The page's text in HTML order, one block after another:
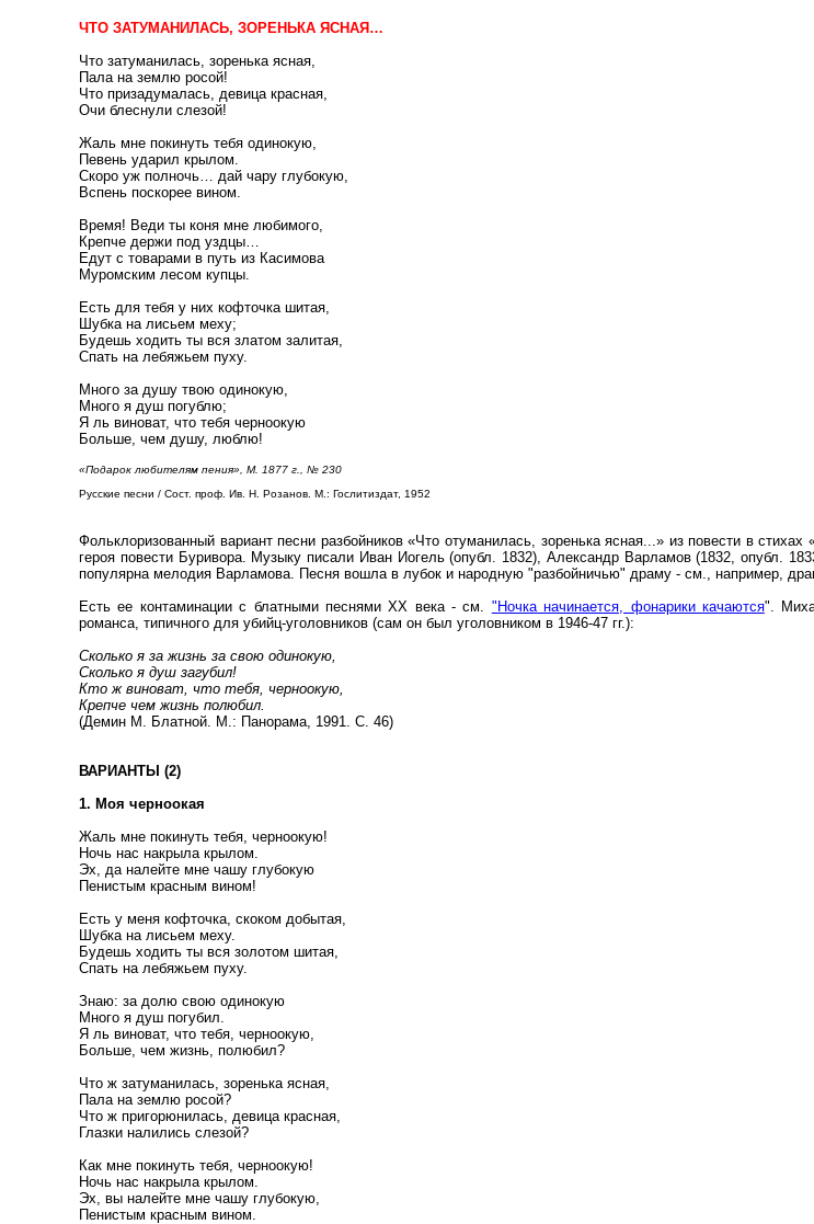
ЧТО ЗАТУМАНИЛАСЬ, ЗОРЕНЬКА ЯСНАЯ…
Что затуманилась, зоренька ясная,
Пала на землю росой!
Что призадумалась, девица красная,
Очи блеснули слезой!
Жаль мне покинуть тебя одинокую,
Певень ударил крылом.
Скоро уж полночь… дай чару глубокую,
Вспень поскорее вином.
Время! Веди ты коня мне любимого,
Крепче держи под уздцы…
Едут с товарами в путь из Касимова
Муромским лесом купцы.
Есть для тебя у них кофточка шитая,
Шубка на лисьем меху;
Будешь ходить ты вся златом залитая,
Спать на лебяжьем пуху.
Много за душу твою одинокую,
Много я душ погублю;
Я ль виноват, что тебя черноокую
Больше, чем душу, люблю!
«Подарок любителям пения», М. 1877 г., № 230
Русские песни / Сост. проф. Ив. Н. Розанов. М.: Гослитиздат, 1952
Фольклоризованный вариант песни разбойников «Что отуманилась, зоренька ясная...» из повести в
героя повести Буривора. Музыку писали Иван Иогель (опубл. 1832), Александр Варламов (1832, опубл.
популярна мелодия Варламова. Песня вошла в лубок и народную "разбойничью" драму - см., например,
Есть ее контаминации с блатными песнями XX века - см. "Ночка начинается, фонарики качаются".
романса, типичного для убийц-уголовников (сам он был уголовником в 1946-47 гг.):
Сколько я за жизнь за свою одинокую,
Сколько я душ загубил!
Кто ж виноват, что тебя, черноокую,
Крепче чем жизнь полюбил.
(Демин М. Блатной. М.: Панорама, 1991. С. 46)
ВАРИАНТЫ (2)
1. Моя черноокая
Жаль мне покинуть тебя, черноокую!
Ночь нас накрыла крылом.
Эх, да налейте мне чашу глубокую
Пенистым красным вином!
Есть у меня кофточка, скоком добытая,
Шубка на лисьем меху.
Будешь ходить ты вся золотом шитая,
Спать на лебяжьем пуху.
Знаю: за долю свою одинокую
Много я душ погубил.
Я ль виноват, что тебя, черноокую,
Больше, чем жизнь, полюбил?
Что ж затуманилась, зоренька ясная,
Пала на землю росой?
Что ж пригорюнилась, девица красная,
Глазки налились слезой?
Как мне покинуть тебя, черноокую!
Ночь нас накрыла крылом.
Эх, вы налейте мне чашу глубокую,
Пенистым красным вином.